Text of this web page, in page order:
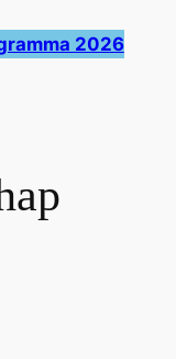
2026